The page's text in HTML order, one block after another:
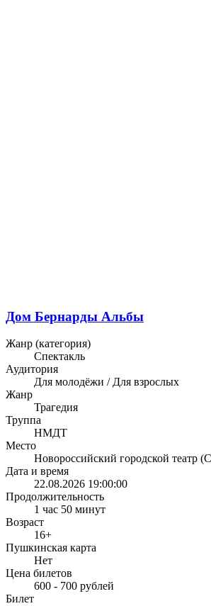
Дом Бернарды Альбы
Жанр (категория)
Спектакль
Аудитория
Для молодёжи / Для взрослых
Жанр
Трагедия
Труппа
НМДТ
Место
Новороссийский городской театр
Дата и время
22.08.2026 19:00:00
Продолжительность
1 час 50 минут
Возраст
16+
Пушкинская карта
Нет
Цена билетов
600 - 700 рублей
Билет